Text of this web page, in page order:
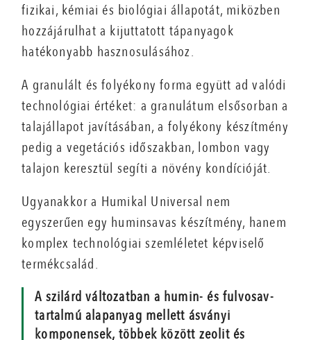
fizikai, kémiai és biológiai állapotát, miközben
hozzájárulhat a kijuttatott tápanyagok
hatékonyabb hasznosulásához.
A granulált és folyékony forma együtt ad valódi
technológiai értéket: a granulátum elsősorban a
talajállapot javításában, a folyékony készítmény
pedig a vegetációs időszakban, lombon vagy
talajon keresztül segíti a növény kondícióját.
Ugyanakkor a Humikal Universal nem
egyszerűen egy huminsavas készítmény, hanem
komplex technológiai szemléletet képviselő
termékcsalád.
A szilárd változatban a humin- és fulvosav-
tartalmú alapanyag mellett ásványi
komponensek, többek között zeolit és